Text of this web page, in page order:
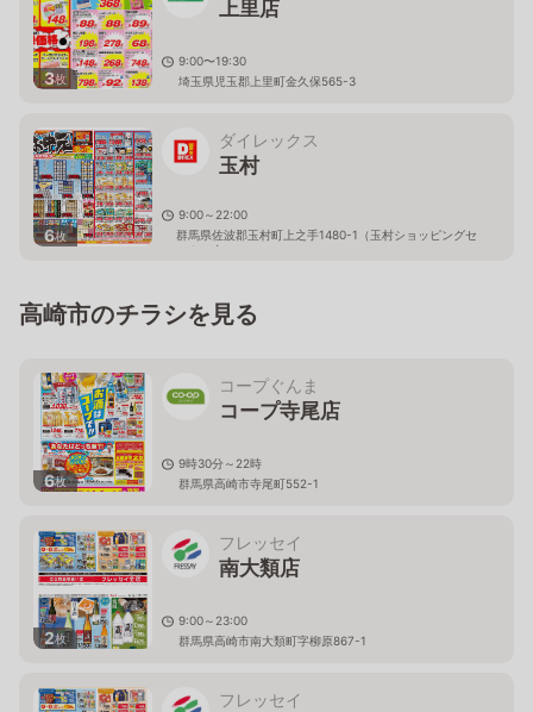
3枚
上里店
9:00〜19:30
埼玉県児玉郡上里町金久保565-3
6枚
ダイレックス
玉村
9:00～22:00
群馬県佐波郡玉村町上之手1480-1（玉村ショッピングセ
ンター内）
高崎市のチラシを見る
6枚
コープぐんま
コープ寺尾店
9時30分～22時
群馬県高崎市寺尾町552-1
2枚
フレッセイ
南大類店
9:00～23:00
群馬県高崎市南大類町字柳原867-1
フレッセイ